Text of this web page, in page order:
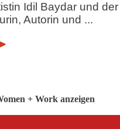
Idil Baydar und der
Autorin und ...
+ Work anzeigen